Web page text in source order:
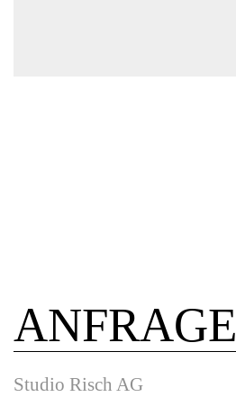
ANFRAGE
Studio Risch AG